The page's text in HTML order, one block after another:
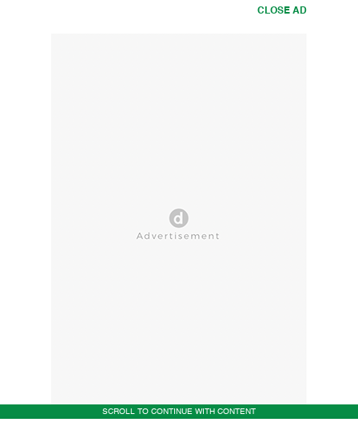
CLOSE AD
SCROLL TO CONTINUE WITH CONTENT